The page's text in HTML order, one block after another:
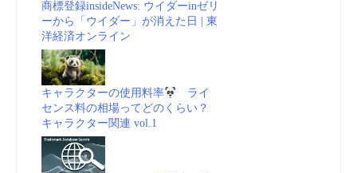
商標登録insideNews: ウイダーinゼリ
ーから「ウイダー」が消えた日 | 東
洋経済オンライン
キャラクターの使用料率
ライ
センス料の相場ってどのくらい？
キャラクター関連 vol.1